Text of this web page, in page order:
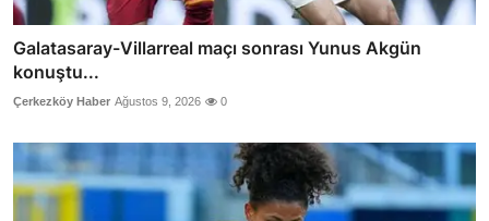
Galatasaray-Villarreal maçı sonrası Yunus Akgün
konuştu...
Çerkezköy Haber Ağustos 9, 2026 0